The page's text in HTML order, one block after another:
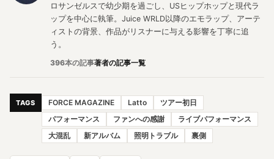
ロサンゼルスで幼少期を過ごし、USヒップホップと現代ラ
ップを中心に執筆。Juice WRLD以降のエモラップ、アーテ
ィストの背景、作品がリスナーに与える影響を丁寧に追
う。
396本の記事著者の記事一覧
TAGS FORCE MAGAZINE Latto
ツアー初日
パフォーマンス
ファンへの感謝
ライブパフォーマンス
大混乱
新アルバム 照明トラブル 裏側